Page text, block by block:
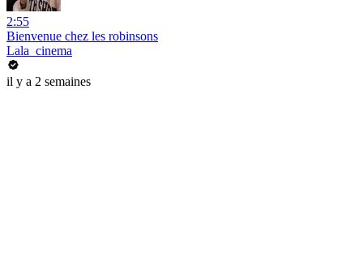
2:55
Bienvenue chez les robinsons
Lala_cinema
il y a 2 semaines